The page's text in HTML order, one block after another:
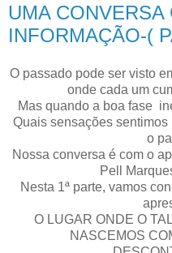
UMA CONVERSA
INFORMAÇÃO-(
O passado pode ser visto
onde cada um
Mas quando a boa fase
Quais sensações
o
Nossa conversa é com o
Pell
Nesta 1ª parte, vamos
O LUGAR ONDE O
NASCEMOS